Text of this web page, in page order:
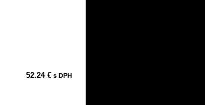
52.24 € s DPH